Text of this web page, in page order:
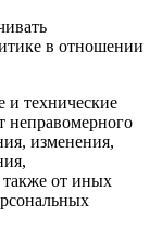
в отношении
технические
неправомерного
изменения,
также от иных